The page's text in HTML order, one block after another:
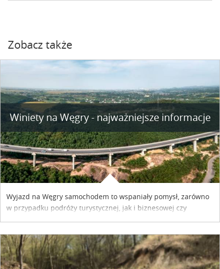
Zobacz także
Winiety na Węgry - najważniejsze informacje
Wyjazd na Węgry samochodem to wspaniały pomysł, zarówno
w przypadku podróży turystycznej, jak i biznesowej czy
współpracy reklamowej z Hungary Vignette.